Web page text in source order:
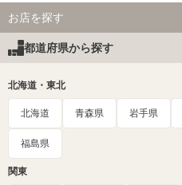
お店を探す
都道府県から探す
北海道・東北
北海道 青森県 岩手県
福島県
関東